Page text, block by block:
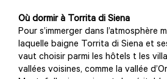
Où dormir à Torrita di Siena
Pour s’immerger dans l’atmosphère
laquelle baigne Torrita di Siena et
vaut choisir parmi les hôtels t les
vallées voisines, comme la vallée